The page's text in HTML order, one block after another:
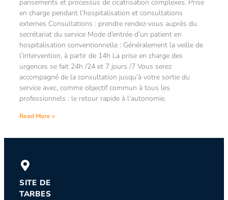
pansements et processus de cicatrisation complexes. Prise
en charge pendant l’hospitalisation et consultations
externes Consultations : prendre rendez-vous auprès du
secrétariat du service Mode d’entrée d’un patient en
hospitalisation conventionnelle : Généralement la veille de
l’intervention, à partir de 14h La prise en charge des
urgences se fait 24h /24 et 7 jours /7 Vous serez
accompagné de la consultation jusqu’à votre sortie du
service avec, comme objectif commun à tous les
professionnels : le retour rapide à l’autonomie.
Read More »
SITE DE
TARBES